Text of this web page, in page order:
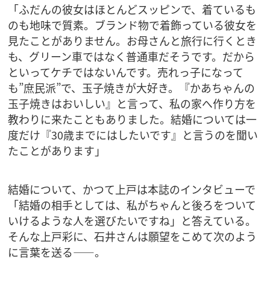
「ふだんの彼女はほとんどスッピンで、着ているも
のも地味で質素。ブランド物で着飾っている彼女を
見たことがありません。お母さんと旅行に行くとき
も、グリーン車ではなく普通車だそうです。だから
といってケチではないんです。売れっ子になって
も”庶民派”で、玉子焼きが大好き。『かあちゃんの
玉子焼きはおいしい』と言って、私の家へ作り方を
教わりに来たこともありました。結婚については一
度だけ『30歳までにはしたいです』と言うのを聞い
たことがあります」
結婚について、かつて上戸は本誌のインタビューで
「結婚の相手としては、私がちゃんと後ろをついて
いけるような人を選びたいですね」と答えている。
そんな上戸彩に、石井さんは願望をこめて次のよう
に言葉を送る――。